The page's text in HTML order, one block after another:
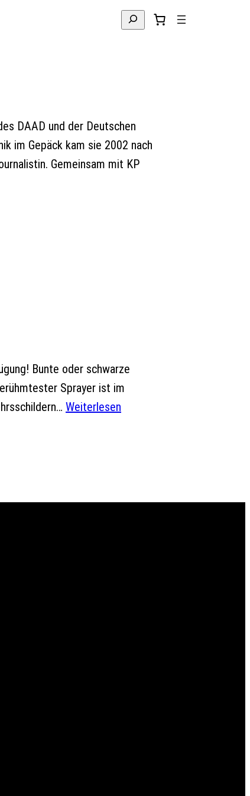
Suchen
DAAD und der Deutschen
im Gepäck kam sie 2002 nach
Gemeinsam mit KP
Bunte oder schwarze
Sprayer ist im
Weiterlesen